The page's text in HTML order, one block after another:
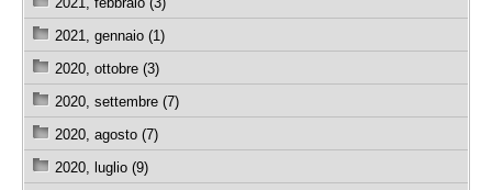
2021, gennaio (1)
2020, ottobre (3)
2020, settembre (7)
2020, agosto (7)
2020, luglio (9)